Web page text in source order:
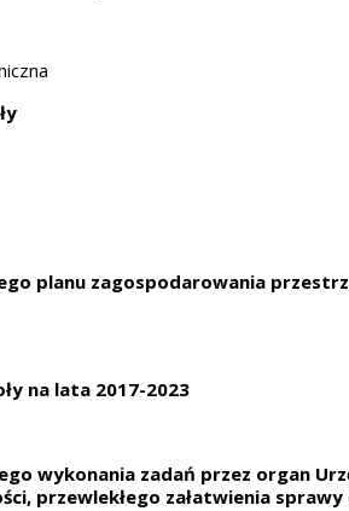
planu zagospodarowania
na lata 2017-2023
wykonania zadań przez organ
przewlekłego załatwienia